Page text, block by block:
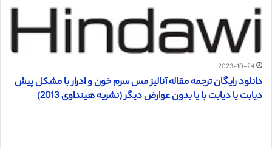
2023-10-24
دانلود رایگان ترجمه مقاله آنالیز مس سرم خون و ادرار با مشکل پیش
دیابت یا دیابت با یا بدون عوارض دیگر (نشریه هینداوی 2013)